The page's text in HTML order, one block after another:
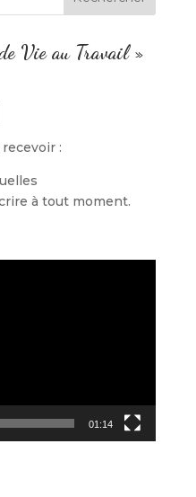
Vie au Travail »
:
à tout moment.
01:14